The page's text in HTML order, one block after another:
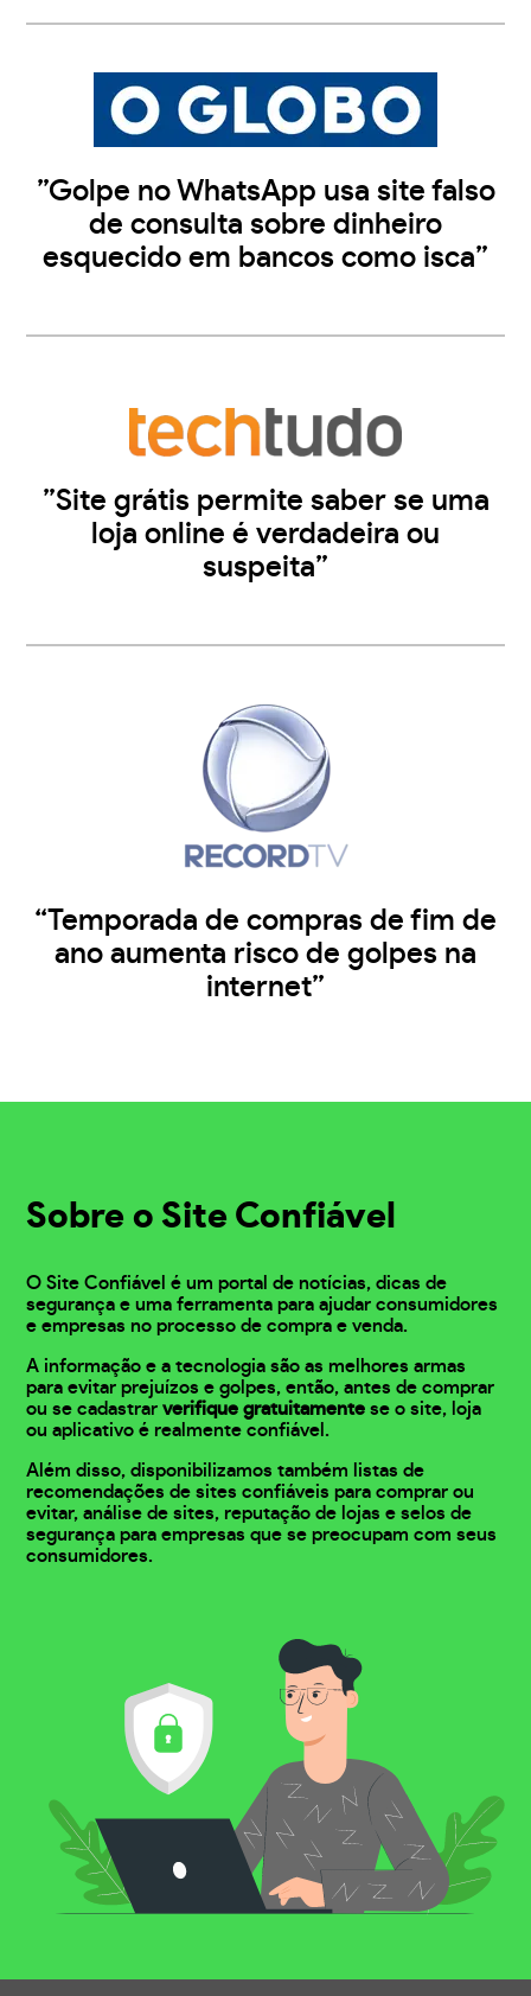
”Golpe no WhatsApp usa site falso
de consulta sobre dinheiro
esquecido em bancos como isca”
”Site grátis permite saber se uma
loja online é verdadeira ou
suspeita”
“Temporada de compras de fim de
ano aumenta risco de golpes na
internet”
Sobre o Site Confiável
O Site Confiável é um portal de notícias, dicas de
segurança e uma ferramenta para ajudar consumidores
e empresas no processo de compra e venda.
A informação e a tecnologia são as melhores armas
para evitar prejuízos e golpes, então, antes de comprar
ou se cadastrarverifique gratuitamente se o site, loja
ou aplicativo é realmente confiável.
Além disso, disponibilizamos também listas de
recomendações de sites confiáveis para comprar ou
evitar, análise de sites, reputação de lojas e selos de
segurança para empresas que se preocupam com seus
consumidores.